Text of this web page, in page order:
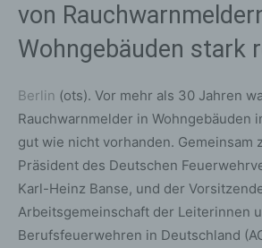
von
Wohngebäuden stark
Berlin (ots). Vor mehr als 30 Jahren
Rauchwarnmelder in Wohngebäuden
gut wie nicht vorhanden. Gemeinsam
Präsident des Deutschen
Karl-Heinz Banse, und der
Arbeitsgemeinschaft der Leiterinnen
Berufsfeuerwehren in Deutschland